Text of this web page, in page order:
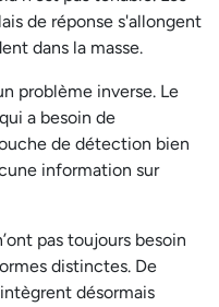
de réponse s'allongent
dans la masse.
problème inverse. Le
a besoin de
de détection bien
information sur
pas toujours besoin
distinctes. De
désormais